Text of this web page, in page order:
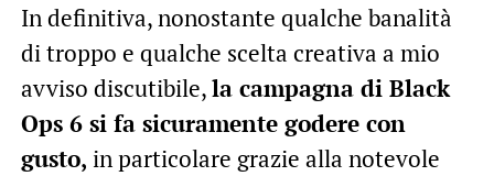
In definitiva, nonostante qualche banalità
di troppo e qualche scelta creativa a mio
avviso discutibile,la campagna di Black
Ops 6 si fa sicuramente godere con
gusto, in particolare grazie alla notevole